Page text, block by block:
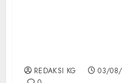
REDAKSI KG
03/